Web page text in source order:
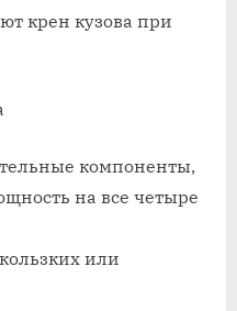
крен кузова при
компоненты,
на все четыре
или